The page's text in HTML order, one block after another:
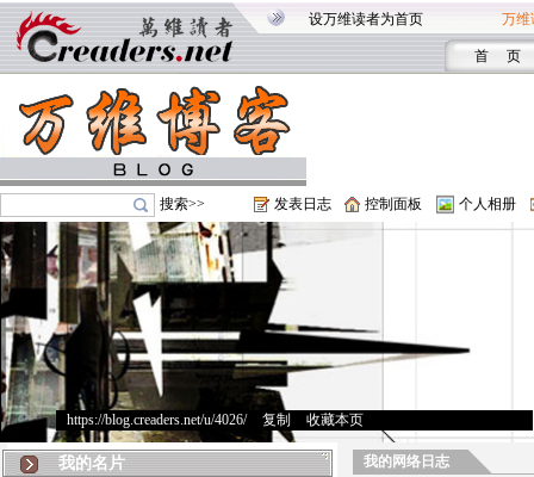
设万维读者为首页 万维
首 页
搜索>> 发表日志 控制面板 个人相册
https://blog.creaders.net/u/4026/> 复制 收藏本页
我的名片 我的网络日志